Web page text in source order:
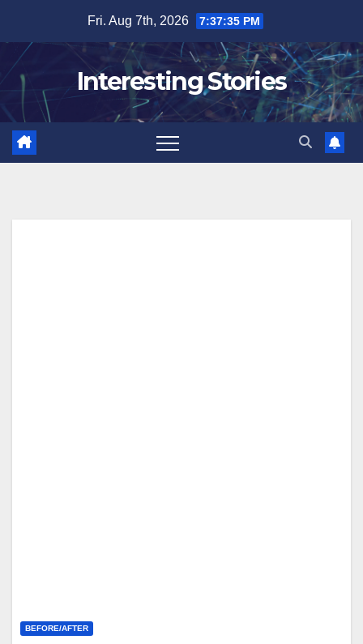
content
Fri. Aug 7th, 2026 7:37:36 PM
Interesting Stories
BEFORE/AFTER